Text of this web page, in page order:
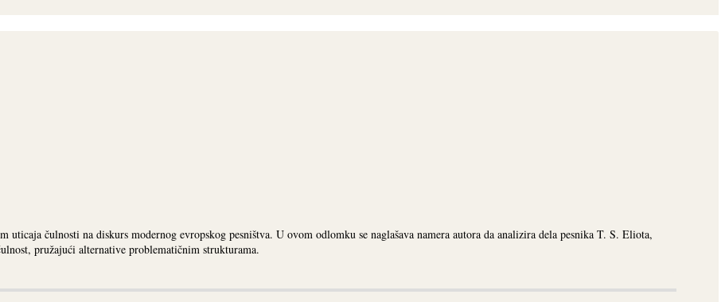
čulnosti na diskurs modernog evropskog pesništva. U ovom odlomku se naglašava namera autora da analizira dela pesnika T. S. Eliota,
pružajući alternative problematičnim strukturama.